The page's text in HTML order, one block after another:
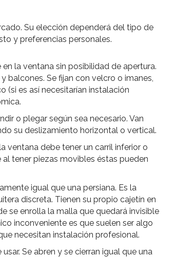
Su elección dependerá del tipo de
y preferencias personales.
la ventana sin posibilidad de apertura.
balcones. Se fijan con velcro o imanes,
(si es así necesitarían instalación
o plegar según sea necesario. Van
su deslizamiento horizontal o vertical.
ventana debe tener un carril inferior o
al tener piezas movibles éstas pueden
igual que una persiana. Es la
discreta. Tienen su propio cajetín en
se enrolla la malla que quedará invisible
inconveniente es que suelen ser algo
necesitan instalación profesional.
Se abren y se cierran igual que una